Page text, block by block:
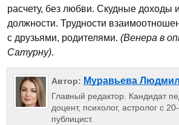
расчету, без любви. Скудные доходы
должности. Трудности
с друзьями, родителями. (Венера в
Сатурну).
Автор: Муравьева
Главный редактор. Кандидат
доцент, психолог, астролог с
публицист.